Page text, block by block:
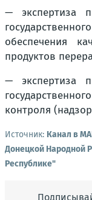
— экспертиза
обеспечения
продуктов
— экспертиза
контроля
Источник: Канал в
Донецкой Народной
Республике"